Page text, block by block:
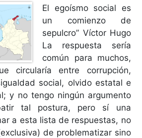
El egoísmo social es
un comienzo de
sepulcro” Víctor Hugo
La respuesta sería
común para muchos,
circularía entre corrupción,
social, olvido estatal e
y no tengo ningún argumento
tal postura, pero sí una
a esta lista de respuestas, no
de problematizar sino